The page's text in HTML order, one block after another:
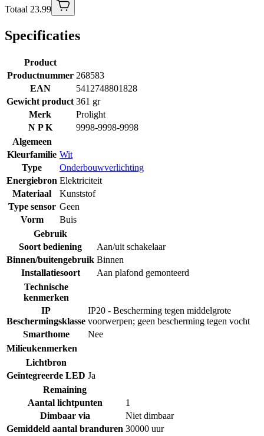
Totaal 23.99
Specificaties
Product
Productnummer 268583
EAN
5412748801828
Gewicht product 361 gr
Merk
Prolight
N P K
9998-9998-9998
Algemeen
Kleurfamilie Wit
Type
Onderbouwverlichting
Energiebron Elektriciteit
Materiaal
Kunststof
Type sensor Geen
Vorm
Buis
Gebruik
Soort bediening
Aan/uit schakelaar
Binnen/buitengebruik Binnen
Installatiesoort
Aan plafond gemonteerd
Technische
kenmerken
IP
Beschermingsklasse
IP20 - Bescherming tegen middelgrote
voorwerpen; geen bescherming tegen vocht
Smarthome
Nee
Milieukenmerken
Lichtbron
Geïntegreerde LED Ja
Remaining
Aantal lichtpunten
1
Dimbaar via
Niet dimbaar
Gemiddeld aantal branduren 30000 uur